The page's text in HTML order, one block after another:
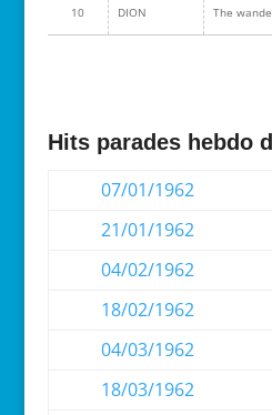
10 DION The
Hits parades hebdo
07/01/1962
21/01/1962
04/02/1962
18/02/1962
04/03/1962
18/03/1962